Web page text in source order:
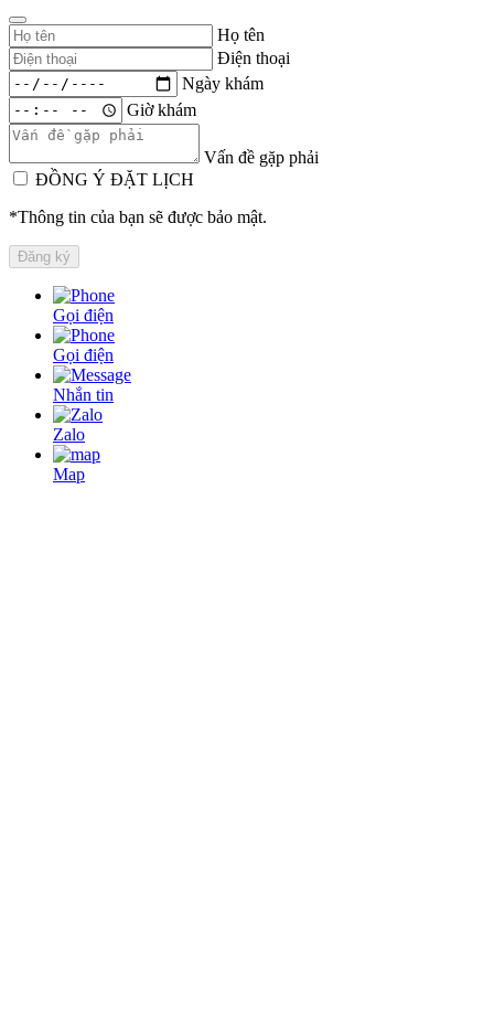
Họ tên
Điện thoại
Ngày khám
Giờ khám
Vấn đề gặp phải
ĐỒNG Ý ĐẶT LỊCH
*Thông tin của bạn sẽ được bảo mật.
Gọi điện
Gọi điện
Nhắn tin
Zalo
Map